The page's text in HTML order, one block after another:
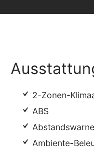
2-Zonen-
ABS
Ambiente-